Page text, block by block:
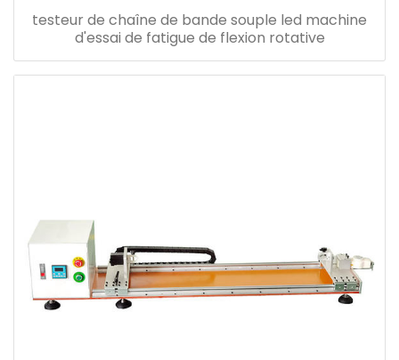
testeur de chaîne de bande souple led machine
d'essai de fatigue de flexion rotative